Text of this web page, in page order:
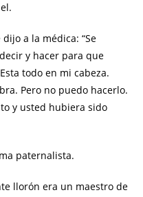
a la médica: “Se
y hacer para que
todo en mi cabeza.
Pero no puedo hacerlo.
y usted hubiera sido
paternalista.
llorón era un maestro de